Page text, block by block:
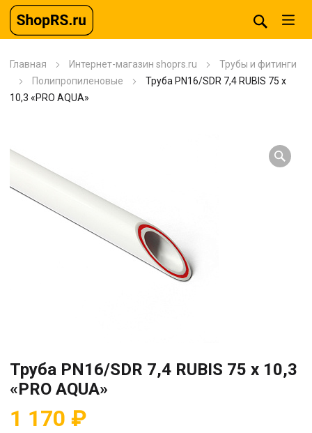
Главная Интернет-магазин shoprs.ru
Трубы и фитинги
Полипропиленовые
Труба PN16/SDR 7,4 RUBIS 75 x
10,3 «PRO AQUA»
Труба PN16/SDR 7,4 RUBIS 75 x 10,3
«PRO AQUA»
1 170 ₽